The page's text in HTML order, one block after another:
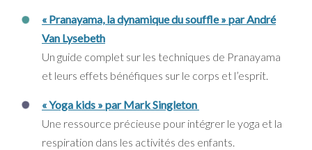
« Pranayama, la dynamique du souffle » par André
Van Lysebeth
Un guide complet sur les techniques de Pranayama
et leurs effets bénéfiques sur le corps et l’esprit.
« Yoga kids » par Mark Singleton
Une ressource précieuse pour intégrer le yoga et la
respiration dans les activités des enfants.